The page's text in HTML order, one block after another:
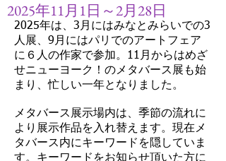
2025年は、3月にはみなとみらいでの3
人展、9月にはパリでのアートフェア
に６人の作家で参加。11月からはめざ
せニューヨーク！のメタバース展も始
まり、忙しい一年となりました。​
メタバース展示場内は、季節の流れに
より展示作品を入れ替えます。​ 現在メ
タバース内にキーワードを隠していま
す。キーワードをお知らせ頂いた方に
2025年11月1日～2月28日